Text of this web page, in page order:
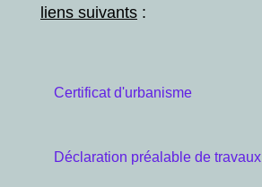
liens suivants :
Certificat d'urbanisme
Déclaration préalable de travaux